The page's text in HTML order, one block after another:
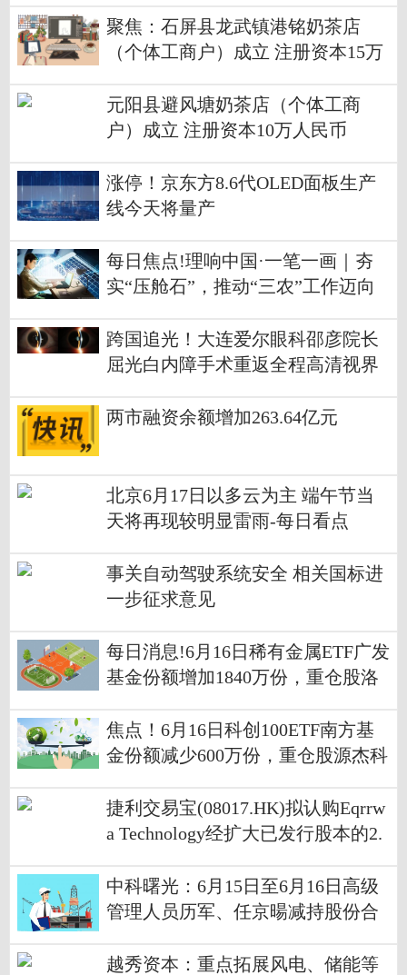
聚焦：石屏县龙武镇港铭奶茶店
（个体工商户）成立 注册资本15万
元阳县避风塘奶茶店（个体工商
户）成立 注册资本10万人民币
涨停！京东方8.6代OLED面板生产
线今天将量产
每日焦点!理响中国·一笔一画｜夯
实“压舱石”，推动“三农”工作迈向
跨国追光！大连爱尔眼科邵彦院长
屈光白内障手术重返全程高清视界
两市融资余额增加263.64亿元
北京6月17日以多云为主 端午节当
天将再现较明显雷雨-每日看点
事关自动驾驶系统安全 相关国标进
一步征求意见
每日消息!6月16日稀有金属ETF广发
基金份额增加1840万份，重仓股洛
焦点！6月16日科创100ETF南方基
金份额减少600万份，重仓股源杰科
捷利交易宝(08017.HK)拟认购Eqrrw
a Technology经扩大已发行股本的2.
中科曙光：6月15日至6月16日高级
管理人员历军、任京暘减持股份合
越秀资本：重点拓展风电、储能等